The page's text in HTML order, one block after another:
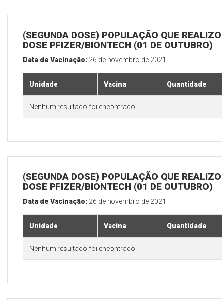
(SEGUNDA DOSE) POPULAÇÃO QUE
DOSE PFIZER/BIONTECH (01 DE OUTUBRO)
Data de Vacinação: 26 de novembro de 2021
Unidade Vacina Quantidade
Nenhum resultado foi encontrado.
(SEGUNDA DOSE) POPULAÇÃO QUE
DOSE PFIZER/BIONTECH (01 DE OUTUBRO)
Data de Vacinação: 26 de novembro de 2021
Unidade Vacina Quantidade
Nenhum resultado foi encontrado.